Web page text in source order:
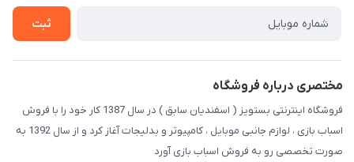
ثبت
مختصری درباره فروشگاه
فروشگاه اینترنتی بستویز ( اسفندیان سابق ) در سال 1387 کار خود را با فروش
اسباب بازی ، لوازم جانبی موبایل ، کامپیوتر و بدلیجات آغاز کرد و از سال 1392 به
صورت تخصصی رو به فروش اسباب بازی آورد